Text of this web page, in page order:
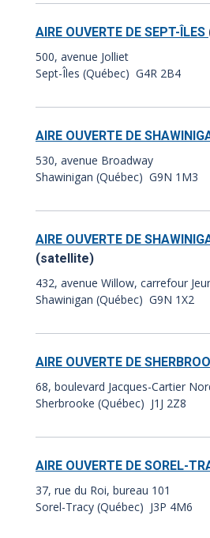
AIRE OUVERTE DE SEPT-ÎLES
500, avenue Jolliet
Sept-Îles (Québec) G4R 2B4
AIRE OUVERTE DE
530, avenue Broadway
Shawinigan (Québec) G9N 1M3
AIRE OUVERTE DE
(satellite)
432, avenue Willow, carrefour
Shawinigan (Québec) G9N 1X2
AIRE OUVERTE DE
68, boulevard Jacques-Cartier
Sherbrooke (Québec) J1J 2Z8
AIRE OUVERTE DE SOREL-
37, rue du Roi, bureau 101
Sorel-Tracy (Québec) J3P 4M6